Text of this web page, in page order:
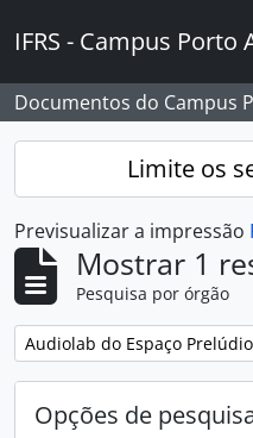
IFRS - Campus Porto
Documentos do Campus
Limite os
Previsualizar a impressão
Mostrar 1
Pesquisa por órgão
Remover filtro:
Audiolab do Espaço Prelúdio
Opções de